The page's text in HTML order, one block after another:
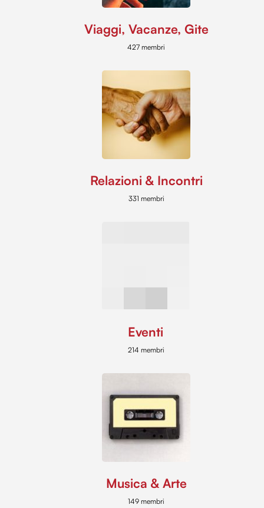
Viaggi, Vacanze, Gite
427 membri
Relazioni & Incontri
331 membri
Eventi
214 membri
Musica & Arte
149 membri